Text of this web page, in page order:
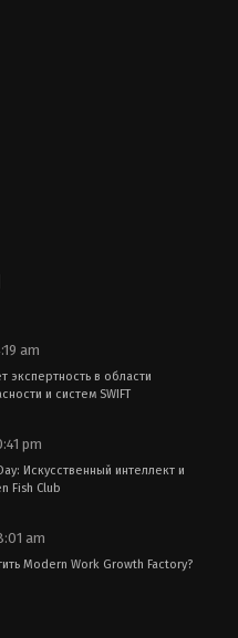
am
экспертность в области
и систем SWIFT
pm
Искусственный интеллект и
Fish Club
am
Modern Work Growth Factory?